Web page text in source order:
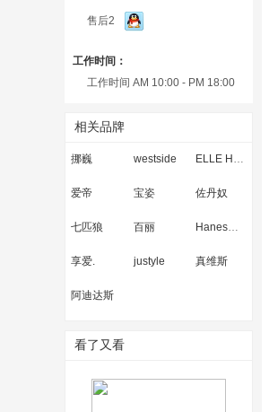
售后2
工作时间：
工作时间 AM 10:00 - PM 18:00
相关品牌
挪巍 westside ELLE HOME
爱帝 宝姿 佐丹奴
七匹狼 百丽 Hanes恒适
享爱. justyle 真维斯
阿迪达斯
看了又看